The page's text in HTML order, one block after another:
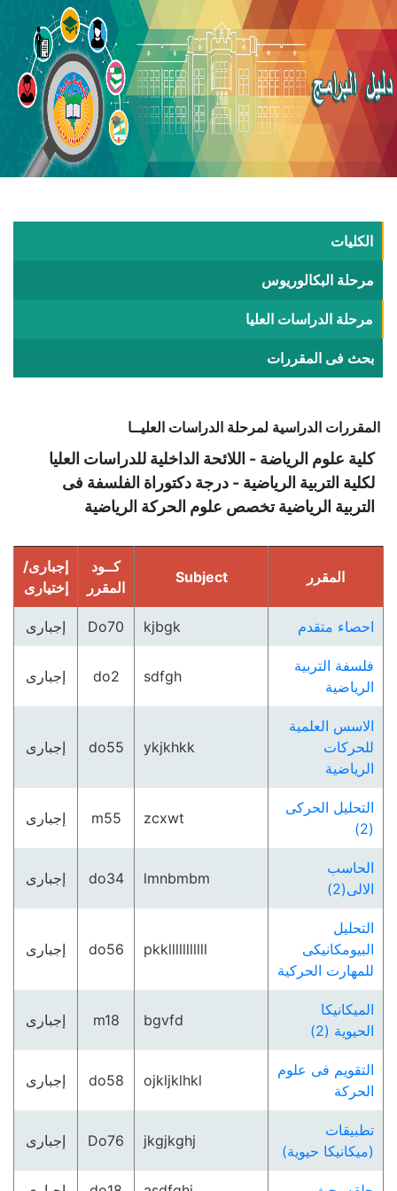
الكليات
مرحلة البكالوريوس
مرحلة الدراسات العليا
بحث فى المقررات
المقررات الدراسية لمرحلة الدراسات العليــا
كلية علوم الرياضة - اللائحة الداخلية للدراسات العليا
لكلية التربية الرياضية - درجة دكتوراة الفلسفة فى
التربية الرياضية تخصص علوم الحركة الرياضية
المقرر Subject
كــود
المقرر
إجبارى/
إختيارى
احصاء متقدم kjbgk
Do70 إجبارى
فلسفة التربية
الرياضية
sdfgh
do2 إجبارى
الاسس العلمية
للحركات
الرياضية
ykjkhkk
do55 إجبارى
التحليل الحركى
(2)
zcxwt
m55 إجبارى
الحاسب
الالى(2)
lmnbmbm
do34 إجبارى
التحليل
البيومكانيكى
للمهارت الحركية
pkklllllllllll
do56 إجبارى
الميكانيكا
الحيوية (2)
bgvfd
m18 إجبارى
التقويم فى علوم
الحركة
ojkljklhkl
do58 إجبارى
تطبيقات
(ميكانيكا حيوية)
jkgjkghj
Do76 إجبارى